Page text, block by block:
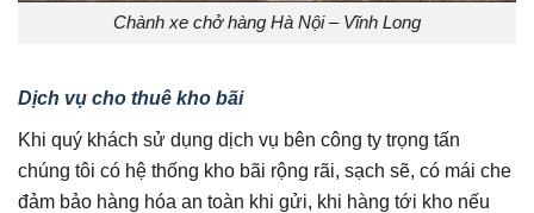
Chành xe chở hàng Hà Nội – Vĩnh Long
Dịch vụ cho thuê kho bãi
Khi quý khách sử dụng dịch vụ bên công ty trọng tấn
chúng tôi có hệ thống kho bãi rộng rãi, sạch sẽ, có mái che
đảm bảo hàng hóa an toàn khi gửi, khi hàng tới kho nếu